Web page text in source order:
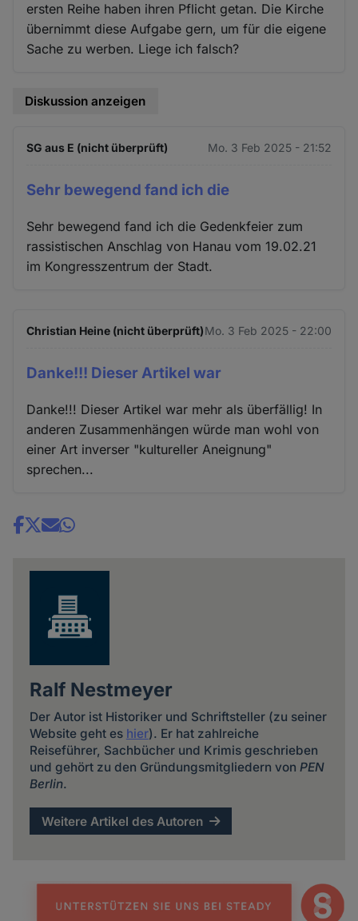
ersten Reihe haben ihren Pflicht getan. Die Kirche
übernimmt diese Aufgabe gern, um für die eigene
Sache zu werben. Liege ich falsch?
Diskussion anzeigen
SG aus E (nicht überprüft) Mo. 3 Feb 2025 - 21:52
Sehr bewegend fand ich die
Sehr bewegend fand ich die Gedenkfeier zum
rassistischen Anschlag von Hanau vom 19.02.21
im Kongresszentrum der Stadt.
Christian Heine (nicht überprüft)Mo. 3 Feb 2025 - 22:00
Danke!!! Dieser Artikel war
Danke!!! Dieser Artikel war mehr als überfällig! In
anderen Zusammenhängen würde man wohl von
einer Art inverser "kultureller Aneignung"
sprechen...
Share
Ralf Nestmeyer
Der Autor ist Historiker und Schriftsteller (zu seiner
Website geht es hier). Er hat zahlreiche
Reiseführer, Sachbücher und Krimis geschrieben
und gehört zu den Gründungsmitgliedern von PEN
Berlin.
Weitere Artikel des Autoren